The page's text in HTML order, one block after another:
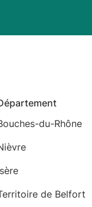
du-Rhône
de Belfort